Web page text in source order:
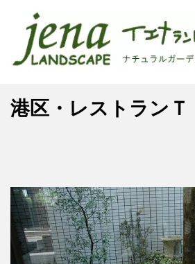
港区・レストランＴ